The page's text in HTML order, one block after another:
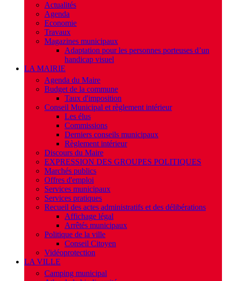
Actualités
Agenda
Economie
Travaux
Magazines municipaux
Adaptation pour les personnes porteuses d’un
handicap visuel
LA MAIRIE
Agenda du Maire
Budget de la commune
Taux d'imposition
Conseil Municipal et règlement intérieur
Les élus
Commissions
Derniers conseils municipaux
Règlement intérieur
Discours du Maire
EXPRESSION DES GROUPES POLITIQUES
Marchés publics
Offres d'emploi
Services municipaux
Services pratiques
Recueil des actes administratifs et des délibérations
Affichage légal
Arrêtés municipaux
Politique de la ville
Conseil Citoyen
Vidéoprotection
LA VILLE
Camping municipal